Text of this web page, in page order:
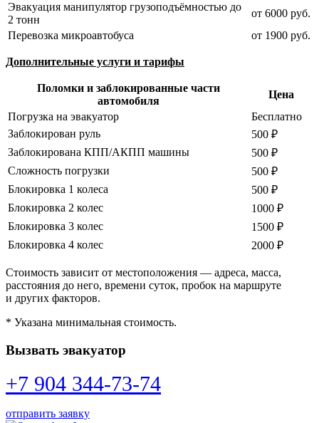
Эвакуация манипулятор грузоподъёмностью до
2 тонн
от 6000 руб.
Перевозка микроавтобуса
от 1900 руб.
Дополнительные услуги и тарифы
Поломки и заблокированные части
автомобиля
Цена
Погрузка на эвакуатор
Бесплатно
Заблокирован руль
500 ₽
Заблокирована КПП/АКПП машины
500 ₽
Сложность погрузки
500 ₽
Блокировка 1 колеса
500 ₽
Блокировка 2 колес
1000 ₽
Блокировка 3 колес
1500 ₽
Блокировка 4 колес
2000 ₽
Стоимость зависит от местоположения — адреса, масса,
расстояния до него, времени суток, пробок на маршруте
и других факторов.
* Указана минимальная стоимость.
Вызвать эвакуатор
+7 904 344-73-74
отправить заявку